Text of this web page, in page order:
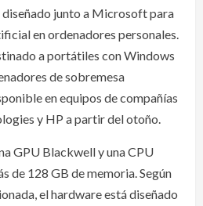
junto a Microsoft para
en ordenadores personales.
a portátiles con Windows
de sobremesa
en equipos de compañías
y HP a partir del otoño.
GPU Blackwell y una CPU
de 128 GB de memoria. Según
el hardware está diseñado